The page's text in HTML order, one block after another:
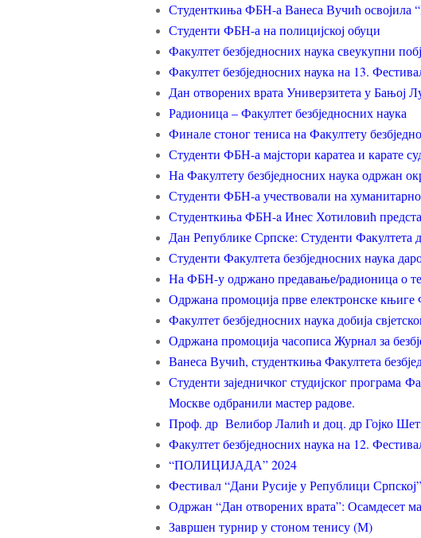
Студенткиња ФБН-а Ванеса Вучић освојила
Студенти ФБН-а на полицијској обуци
Факултет безбједносних наука свеукупни
Факултет безбједносних наука на 13.
Дан отворених врата Универзитета у Бањој
Радионица – Факултет безбједносних наука
Финале стоног тениса на Факултету
Студенти ФБН-а мајстори каратеа и карате
На Факултету безбједносних наука одржан
Студенти ФБН-а учествовали на
Студенткиња ФБН-a Инес Хотиловић
Дан Републике Српске: Студенти Факултета
Студенти Факултета безбједносних наука
На ФБН-у одржано предавање/радионица о
Одржана промоција прве електронске књиге
Факултет безбједносних наука добија
Одржана промоција часописа Журнал за
Ванеса Вучић, студенткиња Факултета
Студенти заједничког студијског програма
Москве одбранили мастер радове.
Проф. др Велибор Лалић и доц. др Гојко
Факултет безбједносних наука на 12.
“ПОЛИЦИЈАДА” 2024
Фестивал “Дани Русије у Републици Српској”
Одржан “Дан отворених врата”: Осамдесет
Завршен турнир у стоном тенису (М)